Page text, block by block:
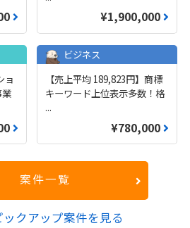
¥1,900,000
ョ
業
ビジネス
【売上平均 189,823円】商標
キーワード上位表示多数！格
...
¥780,000
案件一覧
クアップ案件を見る